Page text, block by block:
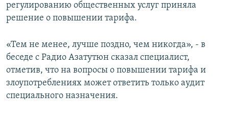
регулированию общественных услуг приняла
решение о повышении тарифа.
«Тем не менее, лучше поздно, чем никогда», - в
беседе с Радио Азатутюн сказал специалист,
отметив, что на вопросы о повышении тарифа и
злоупотреблениях может ответить только аудит
специального назначения.